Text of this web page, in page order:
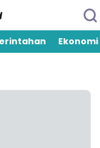
Ekonomi